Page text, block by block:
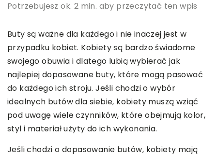
Potrzebujesz ok. 2 min. aby przeczytać ten wpis
Buty są ważne dla każdego i nie inaczej jest w
przypadku kobiet. Kobiety są bardzo świadome
swojego obuwia i dlatego lubią wybierać jak
najlepiej dopasowane buty, które mogą pasować
do każdego ich stroju. Jeśli chodzi o wybór
idealnych butów dla siebie, kobiety muszą wziąć
pod uwagę wiele czynników, które obejmują kolor,
styl i materiał użyty do ich wykonania.
Jeśli chodzi o dopasowanie butów, kobiety mają